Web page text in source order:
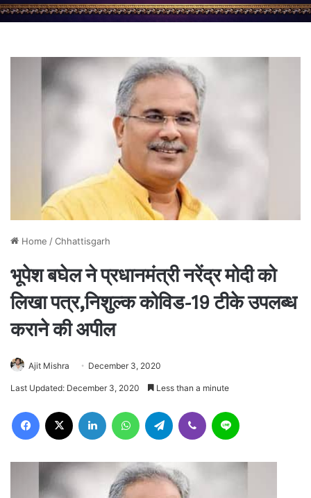
Home /Chhattisgarh
भूपेश बघेल ने प्रधानमंत्री नरेंद्र मोदी को
लिखा पत्र,निशुल्क कोविड-19 टीके उपलब्ध
कराने की अपील
Ajit Mishra December 3, 2020
Last Updated: December 3, 2020 Less than a minute
Facebook LinkedIn WhatsAppTelegram Viber